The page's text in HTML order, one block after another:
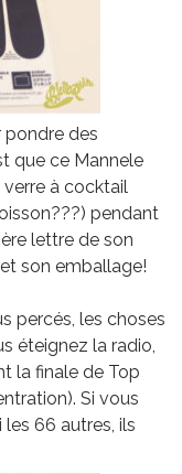
pondre des
que ce Mannele
à cocktail
pendant
lettre de son
et son emballage!
percés, les choses
éteignez la radio,
la finale de Top
Si vous
66 autres, ils